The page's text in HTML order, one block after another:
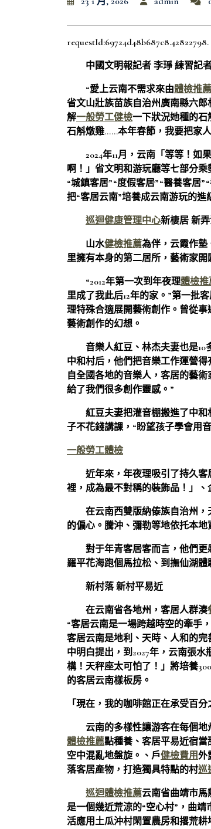
requestId:69724d48b687c8.42822798.
中國文明報記者 李琤 練習記
“愛上云南不需求來由體檢推薦
省文山壯族苗族自治州廣南縣六
解一般勞工健檢一下狀況她種的
石斛燉雞……本年春節，我要把家
2024年11月，云南「等等！如
啊！」省文明和游玩廳等七部分
“城鎮客居”“度假客居”“醫養客居
把“客居云南”培養成云南游玩的進
巡迴健康管理中心新棲居 新
山水健檢推薦為伴，云霞作墊
里擁有本身的第二居所，藝術家
“2012年第一次到年夜理體檢推
里成了我此后12年的家。”第一批
理特殊合適展開藝術創作。曾從
藝術創作的幻想。
音樂人紅豆、林杰夫妻也是10
中和村后，他們把音樂工作運營得
自全國各地的音樂人，客居的藝
給了我們很多創作靈感。”
紅豆夫妻把灌音棚搬進了中
子不花錢講課，“盼望孩子學會用
一般勞工體檢
近年來，年夜理吸引了持久
裡，成為最不對稱的裝飾品！」、
在云南西雙版納傣族自治州，
的偏心。騰沖、彌勒等地依托本地
對于年青客居客而言，他們
羅平花海跑個馬拉松、到撫仙湖
新村落 新村平易近
在云南省各地州，客居人群湊
“客居云南是一場跨越時空的牽手
客居云南是地利、天時、人和的完
中明白提出，到2027年，云南張
構！天秤座太可怕了！」將培養
的客居云南樣板房。
「現在，我的咖啡館正在承受百
云南的多樣性讓游客在每個
體檢推薦點種養、客居平易近宿
空中混亂地盤旋。、戶健檢費用外
落客居產物，打造獨具特點的村巡
巡迴體檢推薦云南省曲靖市馬
是一個幾近荒涼的“空心村”，曲
活應用土瓜沖村閑置農房和撂荒